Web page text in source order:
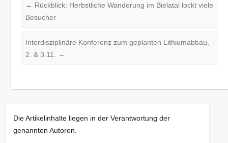
← Rückblick: Herbstliche Wanderung im Bielatal lockt viele
Besucher
Interdisziplinäre Konferenz zum geplanten Lithiumabbau,
2. & 3.11.
→
Die Artikelinhalte liegen in der Verantwortung der
genannten Autoren.